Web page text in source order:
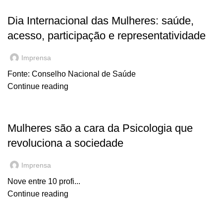
Dia Internacional das Mulheres: saúde,
acesso, participação e representatividade
Imprensa
Fonte: Conselho Nacional de Saúde
Continue reading
Mulheres são a cara da Psicologia que
revoluciona a sociedade
Imprensa
Nove entre 10 profi...
Continue reading